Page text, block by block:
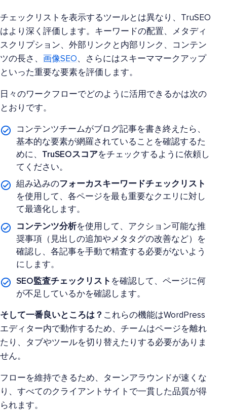
チェックリストを表示するツールとは異なり、TruSEO
はより深く評価します。キーワードの配置、メタディ
スクリプション、外部リンクと内部リンク、コンテン
ツの長さ、 画像SEO、さらにはスキーママークアップ
といった重要な要素を評価します。
日々のワークフローでどのように活用できるかは次の
とおりです。
コンテンツチームがブログ記事を書き終えたら、
基本的な要素が網羅されていることを確認するた
めに、 TruSEOスコアをチェックするように依頼し
てください。
組み込みのフォーカスキーワードチェックリスト
を使用して、各ページを最も重要なクエリに対し
て最適化します。
コンテンツ分析を使用して、アクション可能な推
奨事項（見出しの追加やメタタグの改善など）を
確認し、各記事を手動で精査する必要がないよう
にします。
SEO監査チェックリスト を確認して、ページに何
が不足しているかを確認します。
そして一番良いところは？ これらの機能はWordPress
エディター内で動作するため、チームはページを離れ
たり、タブやツールを切り替えたりする必要がありま
せん。
フローを維持できるため、ターンアラウンドが速くな
り、すべてのクライアントサイトで一貫した品質が得
られます。